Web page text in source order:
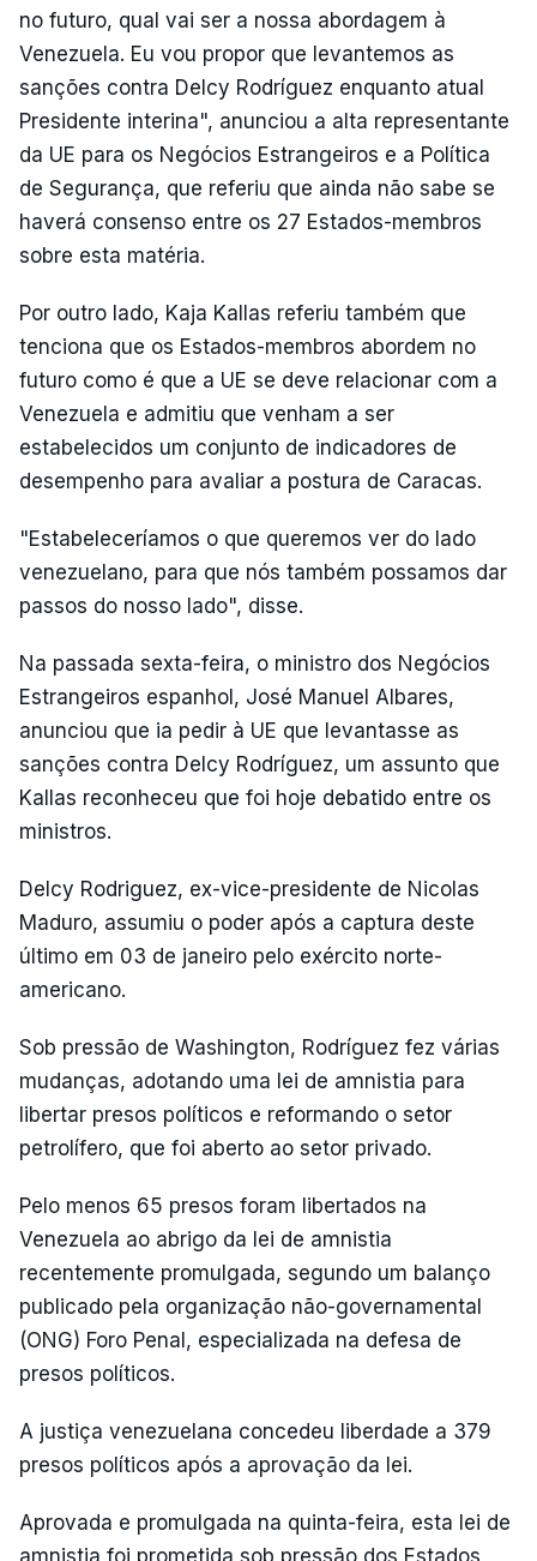
no futuro, qual vai ser a nossa abordagem à
Venezuela. Eu vou propor que levantemos as
sanções contra Delcy Rodríguez enquanto atual
Presidente interina", anunciou a alta representante
da UE para os Negócios Estrangeiros e a Política
de Segurança, que referiu que ainda não sabe se
haverá consenso entre os 27 Estados-membros
sobre esta matéria.
Por outro lado, Kaja Kallas referiu também que
tenciona que os Estados-membros abordem no
futuro como é que a UE se deve relacionar com a
Venezuela e admitiu que venham a ser
estabelecidos um conjunto de indicadores de
desempenho para avaliar a postura de Caracas.
"Estabeleceríamos o que queremos ver do lado
venezuelano, para que nós também possamos dar
passos do nosso lado", disse.
Na passada sexta-feira, o ministro dos Negócios
Estrangeiros espanhol, José Manuel Albares,
anunciou que ia pedir à UE que levantasse as
sanções contra Delcy Rodríguez, um assunto que
Kallas reconheceu que foi hoje debatido entre os
ministros.
Delcy Rodriguez, ex-vice-presidente de Nicolas
Maduro, assumiu o poder após a captura deste
último em 03 de janeiro pelo exército norte-
americano.
Sob pressão de Washington, Rodríguez fez várias
mudanças, adotando uma lei de amnistia para
libertar presos políticos e reformando o setor
petrolífero, que foi aberto ao setor privado.
Pelo menos 65 presos foram libertados na
Venezuela ao abrigo da lei de amnistia
recentemente promulgada, segundo um balanço
publicado pela organização não-governamental
(ONG) Foro Penal, especializada na defesa de
presos políticos.
A justiça venezuelana concedeu liberdade a 379
presos políticos após a aprovação da lei.
Aprovada e promulgada na quinta-feira, esta lei de
amnistia foi prometida sob pressão dos Estados